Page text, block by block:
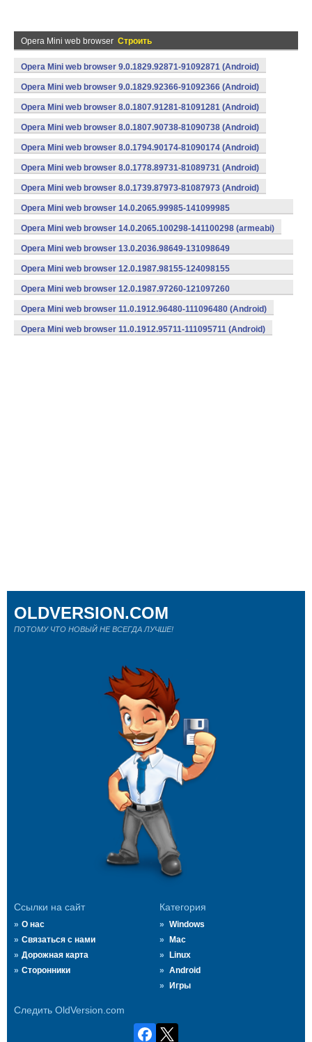
Opera Mini web browser Строить
Opera Mini web browser 9.0.1829.92871-91092871 (Android)
Opera Mini web browser 9.0.1829.92366-91092366 (Android)
Opera Mini web browser 8.0.1807.91281-81091281 (Android)
Opera Mini web browser 8.0.1807.90738-81090738 (Android)
Opera Mini web browser 8.0.1794.90174-81090174 (Android)
Opera Mini web browser 8.0.1778.89731-81089731 (Android)
Opera Mini web browser 8.0.1739.87973-81087973 (Android)
Opera Mini web browser 14.0.2065.99985-141099985
(armeabi) (Android)
Opera Mini web browser 14.0.2065.100298-141100298 (armeabi)
Opera Mini web browser 13.0.2036.98649-131098649
(armeabi) (Android)
Opera Mini web browser 12.0.1987.98155-124098155
(armeabi) (Android)
Opera Mini web browser 12.0.1987.97260-121097260
(armeabi) (Android)
Opera Mini web browser 11.0.1912.96480-111096480 (Android)
Opera Mini web browser 11.0.1912.95711-111095711 (Android)
Ссылки на сайт
О нас
Связаться с нами
Дорожная карта
Сторонники
Категория
Windows
Mac
Linux
Android
Игры
Следить OldVersion.com
OLDVERSION.COM
ПОТОМУ ЧТО НОВЫЙ НЕ ВСЕГДА ЛУЧШЕ!